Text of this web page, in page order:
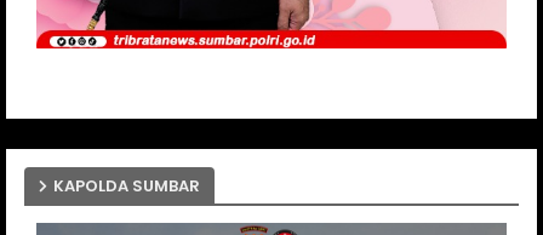
KAPOLDA SUMBAR